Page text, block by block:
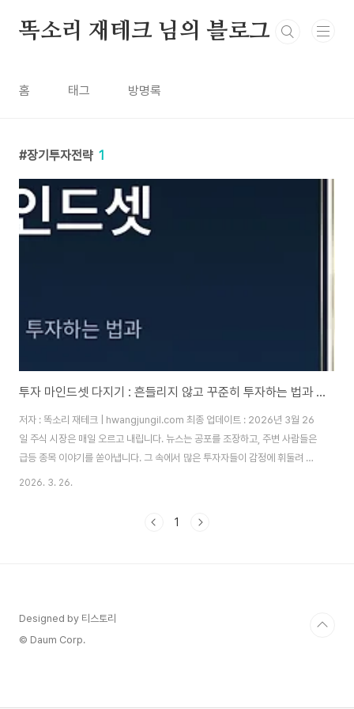
똑소리 재테크 님의 블로그
홈 태그 방명록
장기투자전략 1
투자 마인드셋 다지기 : 흔들리지 않고 꾸준히 투자하는 법과 필요한 마음가짐
저자 : 똑소리 재테크 | hwangjungil.com 최종 업데이트 : 2026년 3월 26
일 주식 시장은 매일 오르고 내립니다. 뉴스는 공포를 조장하고, 주변 사람들은
급등 종목 이야기를 쏟아냅니다. 그 속에서 많은 투자자들이 감정에 휘둘려 고
점에 사고 저점에 팔고 맙니다. 왜 이런 일이 반복될까요? 바로 투자 마인드셋
지 않는 마음가짐을 다져야 합니다. 이 글은 10년 이상 주식과 ETF 투자를 직
2026. 3. 26.
1
Designed by 티스토리
© Daum Corp.